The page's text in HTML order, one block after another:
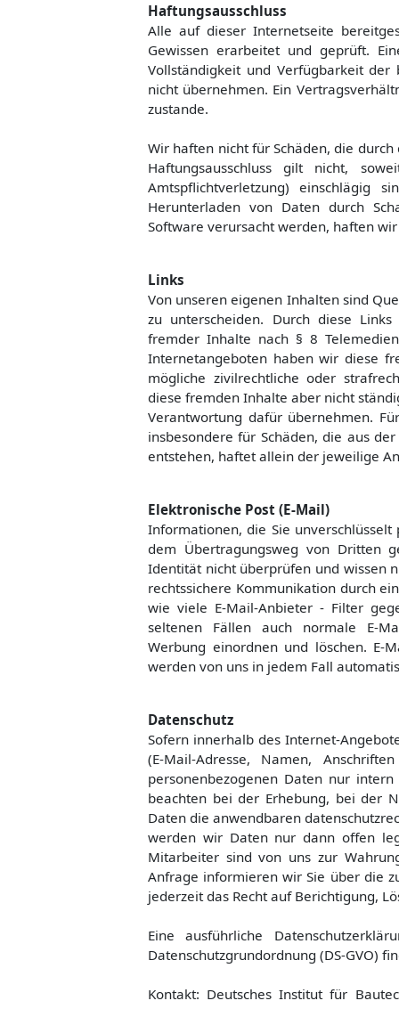
Haftungsausschluss
Alle auf dieser Internetseite
Gewissen erarbeitet und geprüft.
Vollständigkeit und Verfügbarkeit
nicht übernehmen. Ein
zustande.
Wir haften nicht für Schäden, die
Haftungsausschluss gilt nicht,
Amtspflichtverletzung) einschlägig
Herunterladen von Daten durch
Software verursacht werden, haften
Links
Von unseren eigenen Inhalten sind
zu unterscheiden. Durch diese
fremder Inhalte nach § 8
Internetangeboten haben wir diese
mögliche zivilrechtliche oder
diese fremden Inhalte aber nicht
Verantwortung dafür übernehmen.
insbesondere für Schäden, die aus
entstehen, haftet allein der jeweilige
Elektronische Post (E-Mail)
Informationen, die Sie
dem Übertragungsweg von Dritten
Identität nicht überprüfen und wissen
rechtssichere Kommunikation durch
wie viele E-Mail-Anbieter - Filter
seltenen Fällen auch normale E-
Werbung einordnen und löschen. E-
werden von uns in jedem Fall
Datenschutz
Sofern innerhalb des Internet-
(E-Mail-Adresse, Namen,
personenbezogenen Daten nur
beachten bei der Erhebung, bei der
Daten die anwendbaren
werden wir Daten nur dann offen
Mitarbeiter sind von uns zur
Anfrage informieren wir Sie über die
jederzeit das Recht auf Berichtigung,
Eine ausführliche
Datenschutzgrundordnung (DS-GVO)
Kontakt: Deutsches Institut für